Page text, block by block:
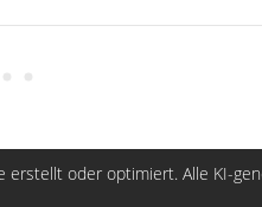
oder optimiert. Alle KI-